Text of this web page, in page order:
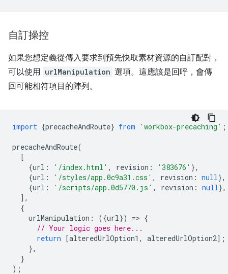
自訂操控
如果您想定義從傳入要求到預先快取素材資源的自訂配對，
可以使用 urlManipulation 選項。這應該是回呼，會傳
回可能相符項目的陣列。
import {precacheAndRoute} from 'workbox-precaching' ;
precacheAndRoute(
[
{url : '/index.html' , revision : '383676' },
{url : '/styles/app.0c9a31.css' , revision : null},
{url : '/scripts/app.0d5770.js' , revision : null},
],
{
urlManipulation : ({url}) => {
// Your logic goes here...
return [alteredUrlOption1 , alteredUrlOption2];
},
}
);